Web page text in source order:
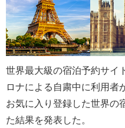
世界最大級の宿泊予約サイ
ロナによる自粛中に利用者
お気に入り登録した世界の
た結果を発表した。